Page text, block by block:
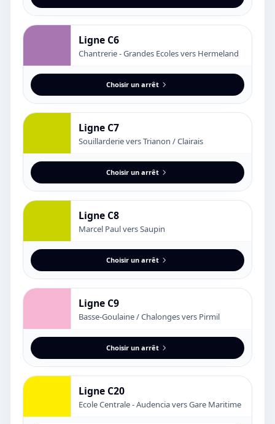
Ligne C6
Chantrerie - Grandes Ecoles vers Hermeland
Choisir un arrêt
Ligne C7
Souillarderie vers Trianon / Clairais
Choisir un arrêt
Ligne C8
Marcel Paul vers Saupin
Choisir un arrêt
Ligne C9
Basse-Goulaine / Chalonges vers Pirmil
Choisir un arrêt
Ligne C20
Ecole Centrale - Audencia vers Gare Maritime